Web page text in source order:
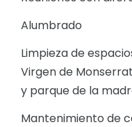
Alumbrado
Limpieza de
Virgen de
y parque de la
Mantenimiento de